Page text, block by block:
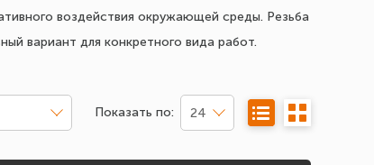
воздействия окружающей среды. Резьба
вариант для конкретного вида работ.
Показать по: 24